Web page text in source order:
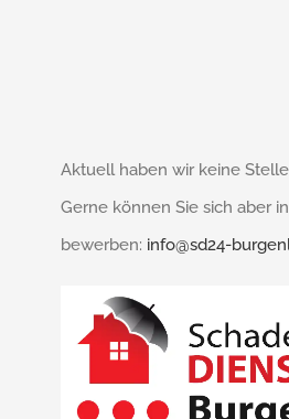
Aktuell haben wir keine
Gerne können Sie sich aber
bewerben: info@sd24-